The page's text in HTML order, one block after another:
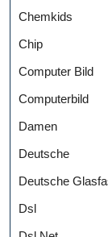
Chemkids
Chip
Computer Bild
Computerbild
Damen
Deutsche
Deutsche
Dsl